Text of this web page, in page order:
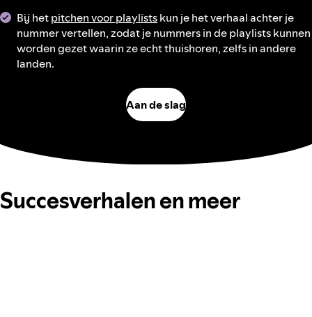
Bij hetpitchen voor playlistskun je het verhaal achter je
nummer vertellen, zodat je nummers in de playlists kunnen
worden gezet waarin ze echt thuishoren, zelfs in andere
landen.
Aan de slag
Succesverhalen en meer